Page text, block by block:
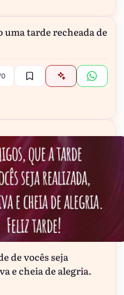
uma tarde recheada de
0
de vocês seja
e cheia de alegria.